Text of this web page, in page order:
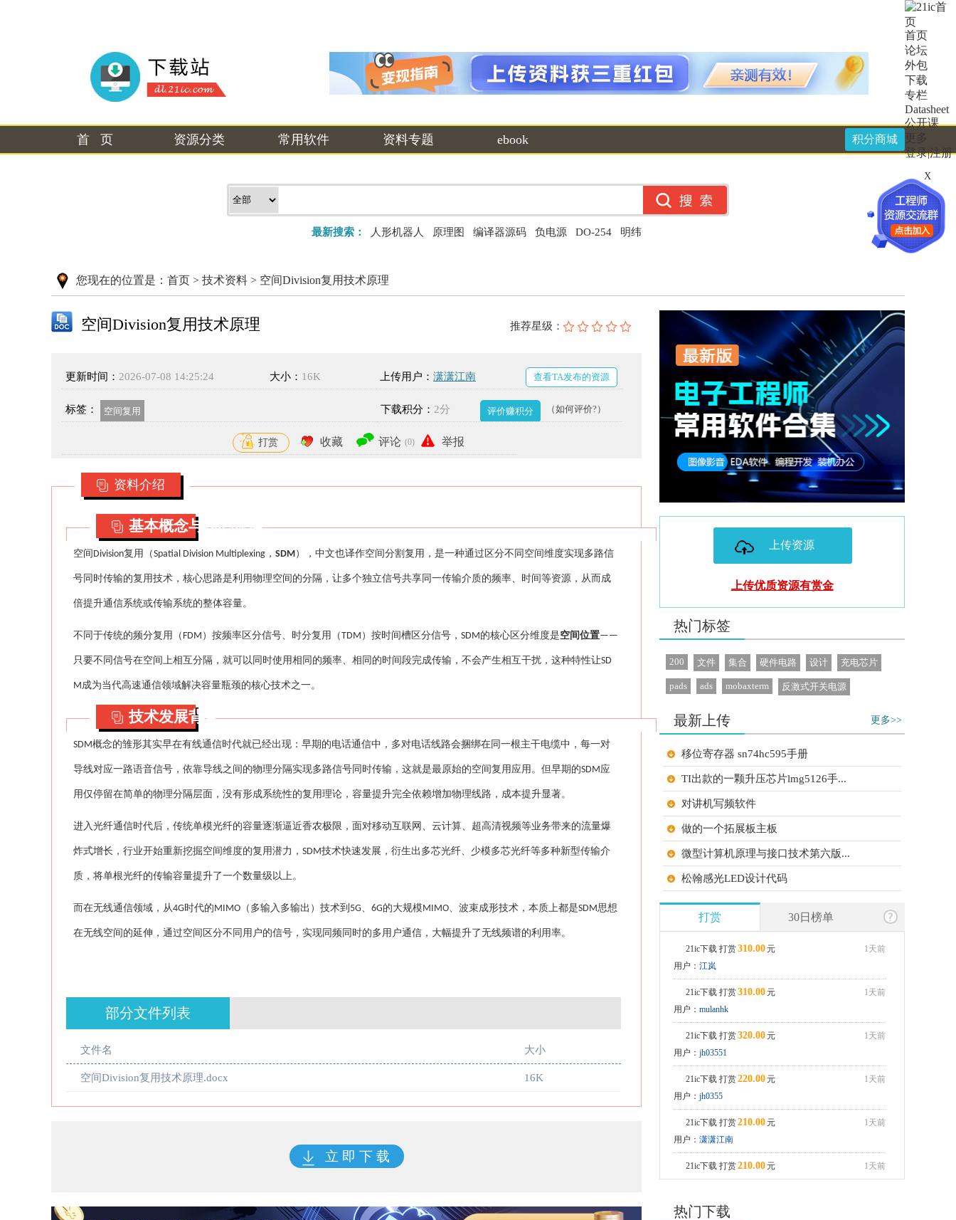
积分商城
首 页 资源分类 常用软件 资料专题 ebook
最新搜索： 人形机器人 原理图 编译器源码 负电源 DO-254 明纬
您现在的位置是： 首页 > 技术资料 > 空间Division复用技术原理
推荐星级：
空间Division复用技术原理
更新时间： 2026-07-08 14:25:24 大小： 16K 上传用户： 潇潇江南 查看TA发布的资源
标签： 空间复用 下载积分： 2分 评价赚积分 （如何评价?）
打赏 收藏 评论 (0) 举报
资料介绍
基本概念与核心原理
空间 Division复用（Spatial Division Multiplexing ， SDM），中文也译作空间分割复用，是一种通过区分不同空间维度实现多路信
号同时传输的复用技术，核心思路是利用物理空间的分隔，让多个独立信号共享同一传输介质的频率、时间等资源，从而成
倍提升通信系统或传输系统的整体容量。
不同于传统的频分复用（ FDM ）按频率区分信号、时分复用（TDM ）按时间槽区分信号， SDM的核心区分维度是空间位置——
只要不同信号在空间上相互分隔，就可以同时使用相同的频率、相同的时间段完成传输，不会产生相互干扰，这种特性让SD
M成为当代高速通信领域解决容量瓶颈的核心技术之一。
技术发展背景
SDM概念的雏形其实早在有线通信时代就已经出现：早期的电话通信中，多对电话线路会捆绑在同一根主干电缆中，每一对
导线对应一路语音信号，依靠导线之间的物理分隔实现多路信号同时传输，这就是最原始的空间复用应用。但早期的SDM应
用仅停留在简单的物理分隔层面，没有形成系统性的复用理论，容量提升完全依赖增加物理线路，成本提升显著。
进入光纤通信时代后，传统单模光纤的容量逐渐逼近香农极限，面对移动互联网、云计算、超高清视频等业务带来的流量爆
炸式增长，行业开始重新挖掘空间维度的复用潜力， SDM技术快速发展，衍生出多芯光纤、少模多芯光纤等多种新型传输介
质，将单根光纤的传输容量提升了一个数量级以上。
而在无线通信领域，从4G时代的MIMO （多输入多输出）技术到 5G、 6G的大规模MIMO、波束成形技术，本质上都是SDM思想
在无线空间的延伸，通过空间区分不同用户的信号，实现同频同时的多用户通信，大幅提升了无线频谱的利用率。
部分文件列表
文件名 大小
空间Division复用技术原理.docx 16K
立 即 下 载
上传资源
上传优质资源有赏金
热门标签
200 文件 集合 硬件电路 设计 充电芯片
pads ads mobaxterm 反激式开关电源
更多>>
最新上传
移位寄存器 sn74hc595手册
TI出款的一颗升压芯片lmg5126手...
对讲机写频软件
做的一个拓展板主板
微型计算机原理与接口技术第六版...
松翰感光LED设计代码
免费压缩工具
IAR-使用手册
DEV安装及使用.
打赏 30日榜单
21ic下载 打赏310.00元
1天前
用户： 江岚
21ic下载 打赏310.00元
1天前
用户： mulanhk
21ic下载 打赏320.00元
1天前
用户： jh03551
21ic下载 打赏220.00元
1天前
用户： jh0355
21ic下载 打赏210.00元
1天前
用户： 潇潇江南
21ic下载 打赏210.00元
1天前
21ic下载 打赏
热门下载
X
首页
论坛
外包
下载
专栏
Datasheet
公开课
更多
登录|注册